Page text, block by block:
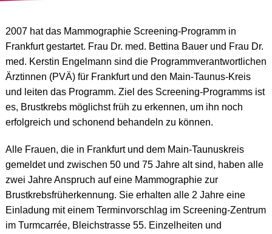
2007 hat das Mammographie Screening-Programm in
Frankfurt gestartet. Frau Dr. med. Bettina Bauer und Frau Dr.
med. Kerstin Engelmann sind die Programmverantwortlichen
Ärztinnen (PVÄ) für Frankfurt und den Main-Taunus-Kreis
und leiten das Programm. Ziel des Screening-Programms ist
es, Brustkrebs möglichst früh zu erkennen, um ihn noch
erfolgreich und schonend behandeln zu können.
Alle Frauen, die in Frankfurt und dem Main-Taunuskreis
gemeldet und zwischen 50 und 75 Jahre alt sind, haben alle
zwei Jahre Anspruch auf eine Mammographie zur
Brustkrebsfrüherkennung. Sie erhalten alle 2 Jahre eine
Einladung mit einem Terminvorschlag im Screening-Zentrum
im Turmcarrée, Bleichstrasse 55. Einzelheiten und